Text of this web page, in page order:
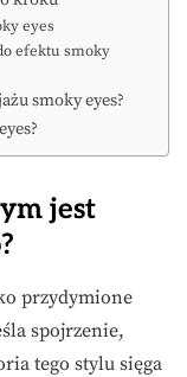
eyes
efektu smoky
smoky eyes?
jest
przydymione
spojrzenie,
tego stylu sięga